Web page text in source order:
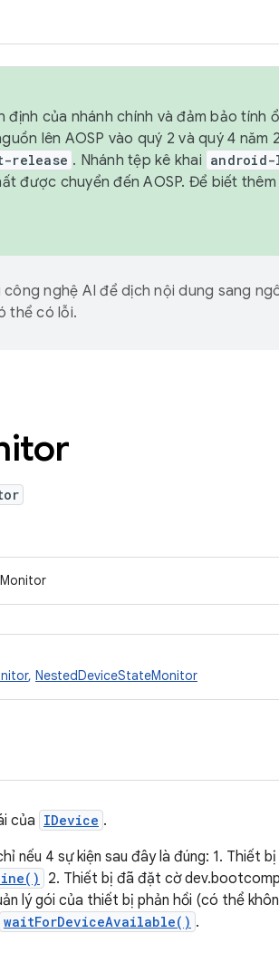
của nhánh chính và đảm bảo tính
lên AOSP vào quý 2 và quý 4
release . Nhánh tệp kê khai
được chuyển đến AOSP. Để biết
nghệ AI để dịch nội dung sang
thể có lỗi.
, NestedDeviceStateMonitor
của IDevice .
nếu 4 sự kiện sau đây là đúng: 1. Thiết
2. Thiết bị đã đặt cờ
lý gói của thiết bị phản hồi (có thể
waitForDeviceAvailable() .